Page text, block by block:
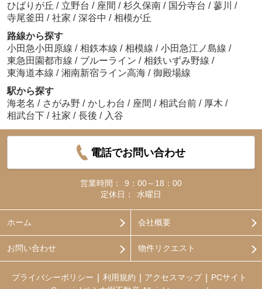
ひばりが丘 / 立野台 / 座間 / 杉久保南 / 国分寺台 / 蓼川 /
寺尾釜田 / 社家 / 深谷中 / 相模が丘
路線から探す
小田急小田原線 / 相鉄本線 / 相模線 / 小田急江ノ島線 /
東急田園都市線 / ブルーライン / 相鉄いずみ野線 /
東海道本線 / 湘南新宿ライン高海 / 御殿場線
駅から探す
海老名 / さがみ野 / かしわ台 / 座間 / 相武台前 / 厚木 /
相武台下 / 社家 / 長後 / 入谷
電話でお問い合わせ
営業時間：
9：00～18：00
定休日：
水曜日
ホーム 会社概要
お問い合わせ 物件リクエスト
プライバシーポリシー 利用規約 アクセスマップ
PCサイト